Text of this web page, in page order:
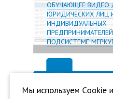
ОБУЧАЮЩЕЕ ВИДЕО
ЮРИДИЧЕСКИХ ЛИЦ
ИНДИВИДУАЛЬНЫХ
ПОДСИСТЕМЕ
Мы используем Сookie